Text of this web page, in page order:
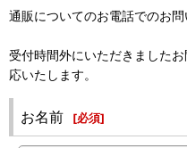
通販についてのお電話でのお問
受付時間外にいただきました
応いたします。
お名前 [必須]